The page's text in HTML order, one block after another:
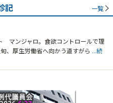
記 一覧
マンジャロ。食欲コントロールで理
、厚生労働省へ向かう道すがら ...続